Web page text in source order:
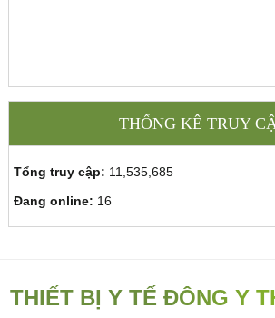
THỐNG KÊ TRUY
Tổng truy cập: 11,535,685
Đang online: 16
THIẾT BỊ Y TẾ ĐÔNG Y